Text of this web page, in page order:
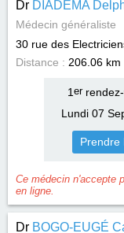
Dr DIADEMA
Médecin généraliste
30 rue des
Distance : 206.06 km
1 er
Lundi 07
Prendre
Ce médecin n'accepte
en ligne.
Dr BOGO-EUGÉ